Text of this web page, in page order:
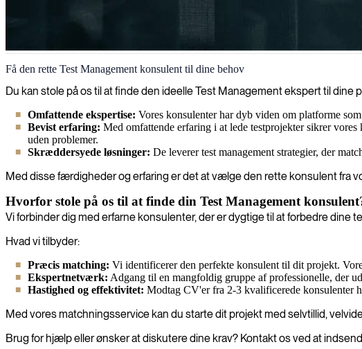
Test management
Vi leverer dygtige testmanagere til dine softwareprojekter, som sikrer kvalitet i
alle krav og kvalitetsstandarder.
Få den rette Test Management konsulent til dine behov
Du kan stole på os til at finde den ideelle Test Management ekspert til
Omfattende ekspertise: Vores konsulenter har dyb viden om platforme
Bevist erfaring: Med omfattende erfaring i at lede testprojekter sikrer
uden problemer.
Skræddersyede løsninger: De leverer test management strategier, der
Med disse færdigheder og erfaring er det at vælge den rette konsulent fra
Hvorfor stole på os til at finde din Test Management
Vi forbinder dig med erfarne konsulenter, der er dygtige til at forbedre dine
Hvad vi tilbyder:
Præcis matching: Vi identificerer den perfekte konsulent til dit projekt.
Ekspertnetværk: Adgang til en mangfoldig gruppe af professionelle, der
Hastighed og effektivitet: Modtag CV'er fra 2-3 kvalificerede konsulenter
Med vores matchningsservice kan du starte dit projekt med selvtillid,
Brug for hjælp eller ønsker at diskutere dine krav? Kontakt os ved at